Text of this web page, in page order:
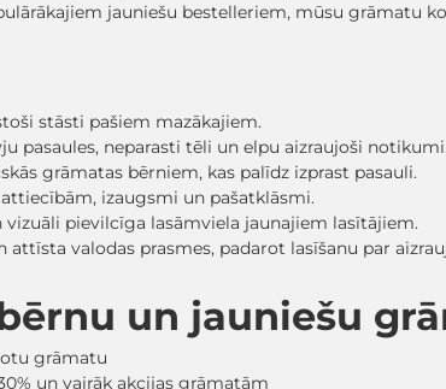
jauniešu bestelleriem, mūsu grāmatu
stāsti pašiem mazākajiem.
pasaules, neparasti tēli un elpu aizraujoši notikumi.
grāmatas bērniem, kas palīdz izprast pasauli.
izaugsmi un pašatklāsmi.
pievilcīga lasāmviela jaunajiem lasītājiem.
valodas prasmes, padarot lasīšanu par
un jauniešu
grāmatu
un vairāk akcijas grāmatām